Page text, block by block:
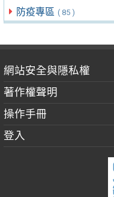
防疫專區 ( 85 )
網站安全與隱私權
著作權聲明
操作手冊
登入